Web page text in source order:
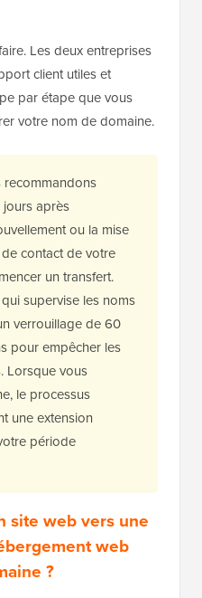
Les deux entreprises
client utiles et
par étape que vous
votre nom de domaine.
recommandons
après
ou la mise
contact de votre
un transfert.
supervise les noms
verrouillage de 60
pour empêcher les
Lorsque vous
le processus
une extension
période
site web vers une
web
?